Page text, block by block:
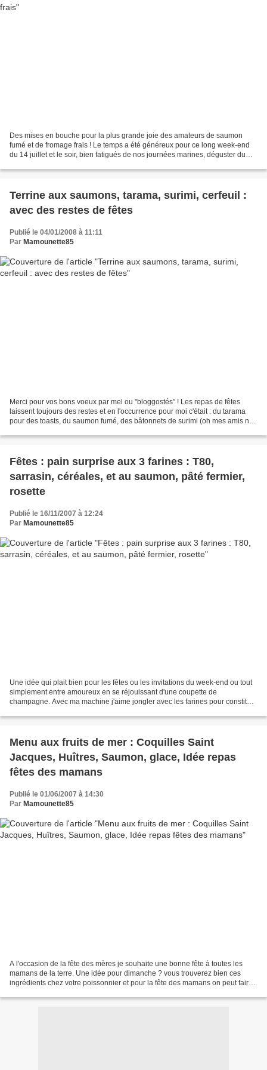
Des mises en bouche pour la plus grande joie des amateurs de saumon
fumé et de fromage frais ! Le temps a été généreux pour ce long week-end
du 14 juillet et le soir, bien fatigués de nos journées marines, déguster du
Terrine aux saumons, tarama, surimi, cerfeuil :
avec des restes de fêtes
Publié le 04/01/2008 à 11:11
Par Mamounette85
Merci pour vos bons voeux par mel ou "bloggostés" ! Les repas de fêtes
laissent toujours des restes et en l'occurrence pour moi c'était : du tarama
pour des toasts, du saumon fumé, des bâtonnets de surimi (oh mes amis ne
Fêtes : pain surprise aux 3 farines : T80,
sarrasin, céréales, et au saumon, pâté fermier,
rosette
Publié le 16/11/2007 à 12:24
Par Mamounette85
Une idée qui plait bien pour les fêtes ou les invitations du week-end ou tout
simplement entre amoureux en se réjouissant d'une coupette de
champagne. Avec ma machine j'aime jongler avec les farines pour constituer
Menu aux fruits de mer : Coquilles Saint
Jacques, Huîtres, Saumon, glace, Idée repas
fêtes des mamans
Publié le 01/06/2007 à 14:30
Par Mamounette85
A l'occasion de la fête des mères je souhaite une bonne fête à toutes les
mamans de la terre. Une idée pour dimanche ? vous trouverez bien ces
ingrédients chez votre poissonnier et pour la fête des mamans on peut faire